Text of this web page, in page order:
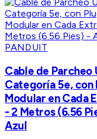
PANDUIT
Cable de Parcheo
Categoría 5e, con
Modular en Cada
- 2 Metros (6.56
Azul